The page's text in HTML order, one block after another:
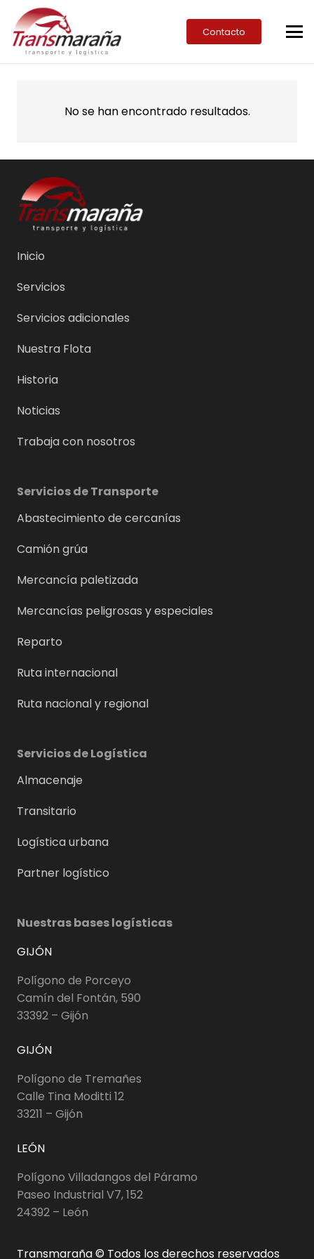
Contacto
No se han encontrado resultados.
Inicio
Servicios
Servicios adicionales
Nuestra Flota
Historia
Noticias
Trabaja con nosotros
Servicios de Transporte
Abastecimiento de cercanías
Camión grúa
Mercancía paletizada
Mercancías peligrosas y especiales
Reparto
Ruta internacional
Ruta nacional y regional
Servicios de Logística
Almacenaje
Transitario
Logística urbana
Partner logístico
Nuestras bases logísticas
GIJÓN
Polígono de Porceyo
Camín del Fontán, 590
33392 – Gijón
GIJÓN
Polígono de Tremañes
Calle Tina Moditti 12
33211 – Gijón
LEÓN
Polígono Villadangos del Páramo
Paseo Industrial V7, 152
24392 – León
Transmaraña © Todos los derechos reservados